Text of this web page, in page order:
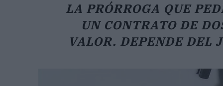
LA PRÓRROGA QUE
UN CONTRATO DE
VALOR. DEPENDE DEL